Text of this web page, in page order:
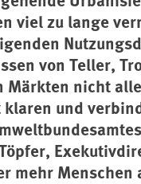
viel zu lange
von Teller,
nicht
und
mehr